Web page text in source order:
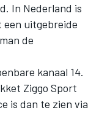
In Nederland is
een uitgebreide
de
kanaal 14.
Ziggo Sport
is dan te zien via